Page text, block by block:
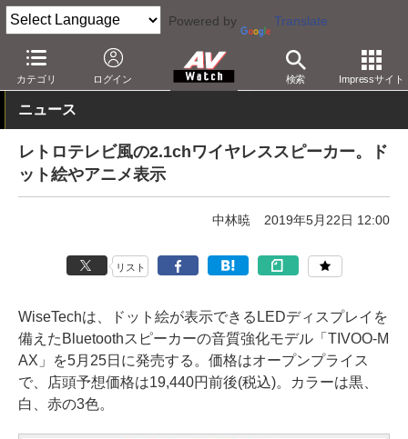
Powered by Translate
カテゴリ ログイン 検索 Impressサイト
AV Watch 製品 Bluetoothスピーカー
ニュース
レトロテレビ風の2.1chワイヤレススピーカー。ド
ット絵やアニメ表示
中林暁 2019年5月22日 12:00
リスト
WiseTechは、ドット絵が表示できるLEDディスプレイを
備えたBluetoothスピーカーの音質強化モデル「TIVOO-M
AX」を5月25日に発売する。価格はオープンプライス
で、店頭予想価格は19,440円前後(税込)。カラーは黒、
白、赤の3色。